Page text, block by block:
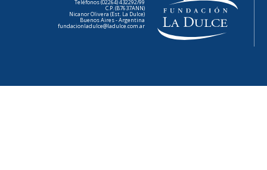
Teléfonos (02264) 432292/99
C.P. (B7637ANN)
Nicanor Olivera (Est. La Dulce)
Buenos Aires - Argentina
fundacionladulce@ladulce.com.ar